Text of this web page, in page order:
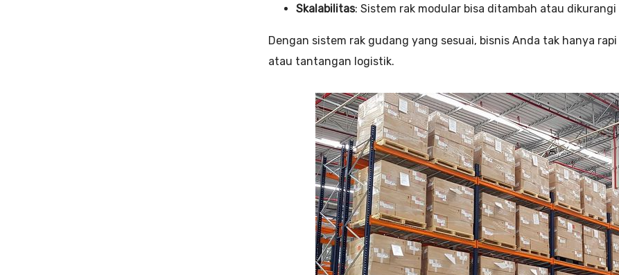
Skalabilitas: Sistem rak modular bisa ditambah atau
Dengan sistem rak gudang yang sesuai, bisnis Anda tak hanya
atau tantangan logistik.